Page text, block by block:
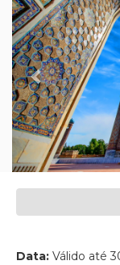
Data: Válido até